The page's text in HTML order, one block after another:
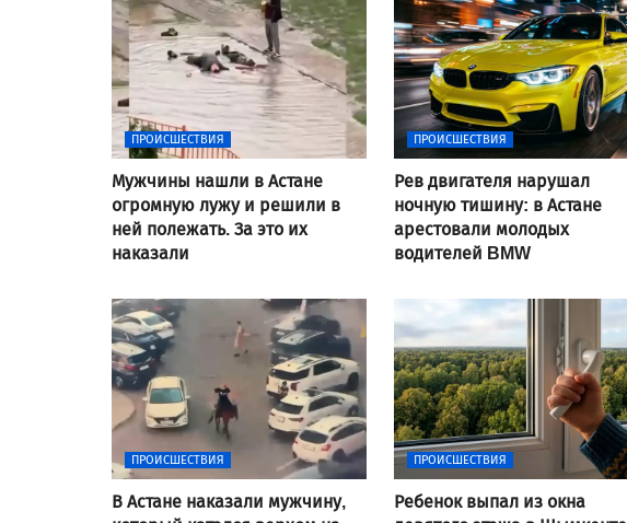
ПРОИСШЕСТВИЯ
Мужчины нашли в Астане
огромную лужу и решили в
ней полежать. За это их
наказали
ПРОИСШЕСТВИЯ
Рев двигателя нарушал
ночную тишину: в Астане
арестовали молодых
водителей BMW
ПРОИСШЕСТВИЯ
В Астане наказали мужчину,
ПРОИСШЕСТВИЯ
Ребенок выпал из окна